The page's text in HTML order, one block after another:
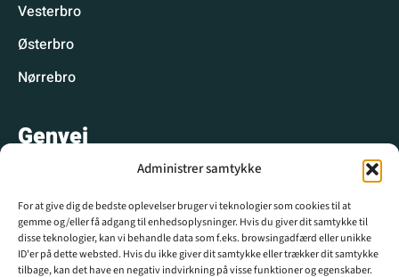
Administrer samtykke
For at give dig de bedste oplevelser bruger vi teknologier som cookies til at
gemme og/eller få adgang til enhedsoplysninger. Hvis du giver dit samtykke til
disse teknologier, kan vi behandle data som f.eks. browsingadfærd eller unikke
ID'er på dette websted. Hvis du ikke giver dit samtykke eller trækker dit samtykke
tilbage, kan det have en negativ indvirkning på visse funktioner og egenskaber.
Vesterbro
Østerbro
Nørrebro
Genvej
Hyggelige spisesteder
Hyggelige aktiviteter
CPH WIKI